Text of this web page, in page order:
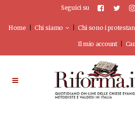
Seguici su
Home Chi siamo Chi sono i
Il mio account